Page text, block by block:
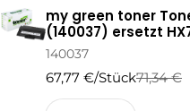
Ihr
Warenkorb
my green toner
(140037) ersetzt
140037
67,77 €/Stück
Regulärer
71,34 €
Verkaufspreis